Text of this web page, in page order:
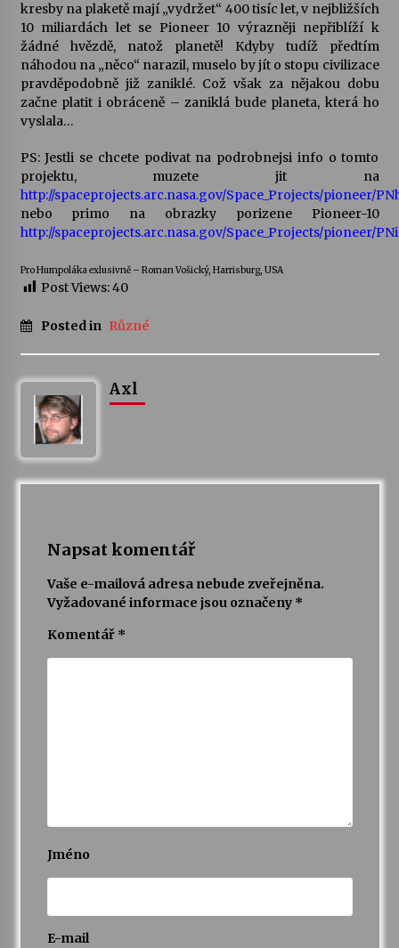
kresby na plaketě mají „vydržet“ 400 tisíc let, v nejbližších
10 miliardách let se Pioneer 10 výrazněji nepřiblíží k
žádné hvězdě, natož planetě! Kdyby tudíž předtím
náhodou na „něco“ narazil, muselo by jít o stopu civilizace
pravděpodobně již zaniklé. Což však za nějakou dobu
začne platit i obráceně – zaniklá bude planeta, která ho
vyslala…
PS: Jestli se chcete podivat na podrobnejsi info o tomto
projektu, muzete jit na
http://spaceprojects.arc.nasa.gov/Space_Projects/pioneer/
nebo primo na obrazky porizene Pioneer-10
http://spaceprojects.arc.nasa.gov/Space_Projects/pioneer/
Pro Humpoláka exlusivně – Roman Vošický, Harrisburg, USA
Post Views:40
Posted in Různé
Axl
Napsat komentář
Vaše e-mailová adresa nebude zveřejněna.
Vyžadované informace jsou označeny *
Komentář *
Jméno
E-mail